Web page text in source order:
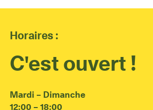
Horaires :
C'est ouvert !
Mardi – Dimanche
12:00 – 18:00